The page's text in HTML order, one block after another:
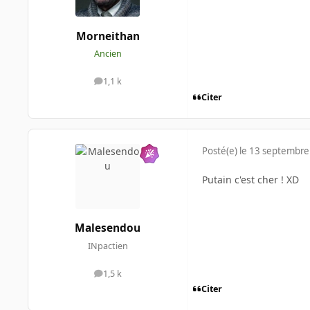
Morneithan
Ancien
1,1 k
messages
Citer
Malesendou
INpactien
1,5 k
messages
Posté(e) le 13
Putain c'est cher ! XD
Citer